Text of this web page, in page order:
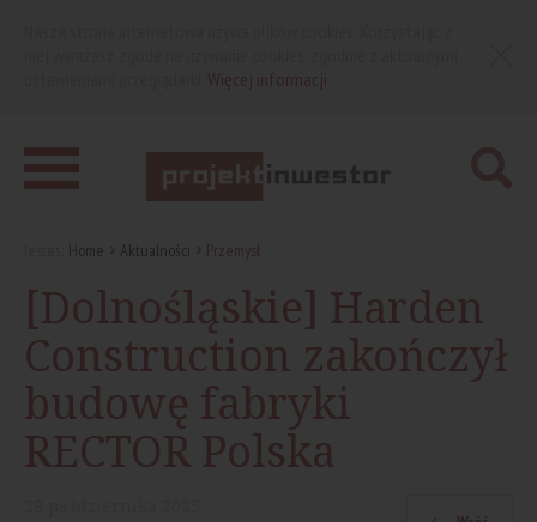
Home Aktualności Przemysł
[Dolnośląskie] Harden
Construction zakończył
budowę fabryki
RECTOR Polska